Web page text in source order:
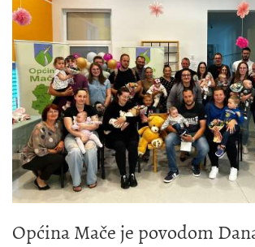
Općina Mače je povodom